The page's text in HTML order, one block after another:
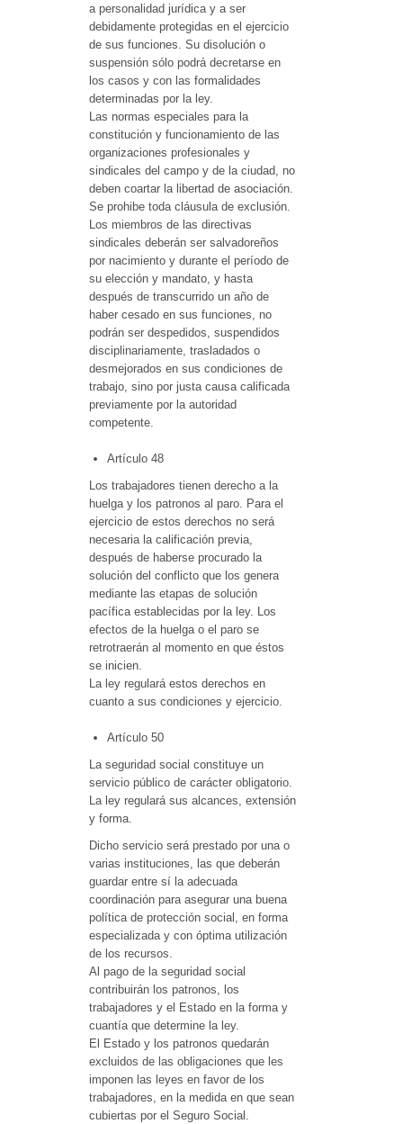
a personalidad jurídica y a ser
debidamente protegidas en el ejercicio
de sus funciones. Su disolución o
suspensión sólo podrá decretarse en
los casos y con las formalidades
determinadas por la ley.
Las normas especiales para la
constitución y funcionamiento de las
organizaciones profesionales y
sindicales del campo y de la ciudad, no
deben coartar la libertad de asociación.
Se prohibe toda cláusula de exclusión.
Los miembros de las directivas
sindicales deberán ser salvadoreños
por nacimiento y durante el período de
su elección y mandato, y hasta
después de transcurrido un año de
haber cesado en sus funciones, no
podrán ser despedidos, suspendidos
disciplinariamente, trasladados o
desmejorados en sus condiciones de
trabajo, sino por justa causa calificada
previamente por la autoridad
competente.
Artículo 48
Los trabajadores tienen derecho a la
huelga y los patronos al paro. Para el
ejercicio de estos derechos no será
necesaria la calificación previa,
después de haberse procurado la
solución del conflicto que los genera
mediante las etapas de solución
pacífica establecidas por la ley. Los
efectos de la huelga o el paro se
retrotraerán al momento en que éstos
se inicien.
La ley regulará estos derechos en
cuanto a sus condiciones y ejercicio.
Artículo 50
La seguridad social constituye un
servicio público de carácter obligatorio.
La ley regulará sus alcances, extensión
y forma.
Dicho servicio será prestado por una o
varias instituciones, las que deberán
guardar entre sí la adecuada
coordinación para asegurar una buena
política de protección social, en forma
especializada y con óptima utilización
de los recursos.
Al pago de la seguridad social
contribuirán los patronos, los
trabajadores y el Estado en la forma y
cuantía que determine la ley.
El Estado y los patronos quedarán
excluidos de las obligaciones que les
imponen las leyes en favor de los
trabajadores, en la medida en que sean
cubiertas por el Seguro Social.